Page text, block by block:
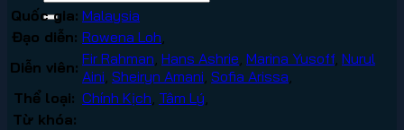
Quốc gia: Malaysia
Đạo diễn: Rowena Loh
Diễn viên: Fir Rahman Hans Ashrie Marina Yusoff, Nurul
Aini Sheiryn Amani Sofia Arissa
Thể loại: Chính Kịch Tâm Lý
Từ khóa: